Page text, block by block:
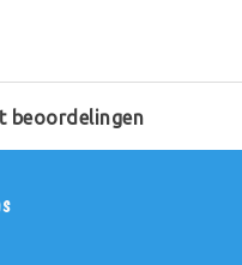
beoordelingen